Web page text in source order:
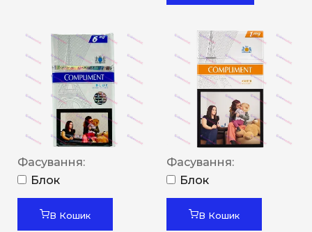
Фасування:
Блок
В Кошик
Фасування:
Блок
В Кошик